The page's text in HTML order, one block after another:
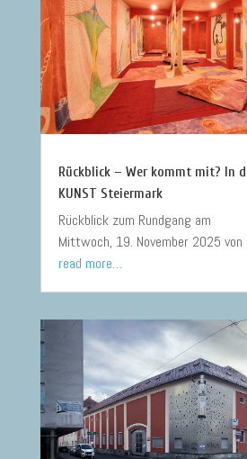
Rückblick – Wer kommt mit? In
KUNST Steiermark
Rückblick zum Rundgang am
Mittwoch, 19. November 2025
read more…